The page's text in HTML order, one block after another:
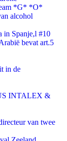
*G* *O*
alcohol
in Spanje,l #10
bevat art.5
in de
INTALEX &
van twee